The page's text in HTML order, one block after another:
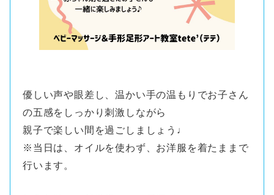
優しい声や眼差し、温かい手の温もりでお子さん
の五感をしっかり刺激しながら
親子で楽しい間を過ごしましょう♩
※当日は、オイルを使わず、お洋服を着たままで
行います。